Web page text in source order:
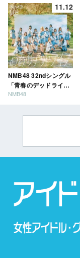
11.12
NMB48 32ndシングル
「青春のデッドライ
ン」
NMB48